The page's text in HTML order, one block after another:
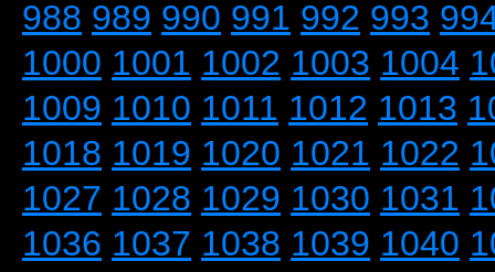
988 989 990 991 992 993
1000 1001 1002 1003 1004
1009 1010 1011 1012 1013
1018 1019 1020 1021 1022
1027 1028 1029 1030 1031
1036 1037 1038 1039 1040